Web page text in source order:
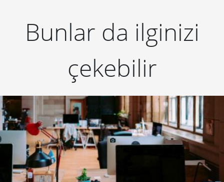
Bunlar da ilginizi
çekebilir